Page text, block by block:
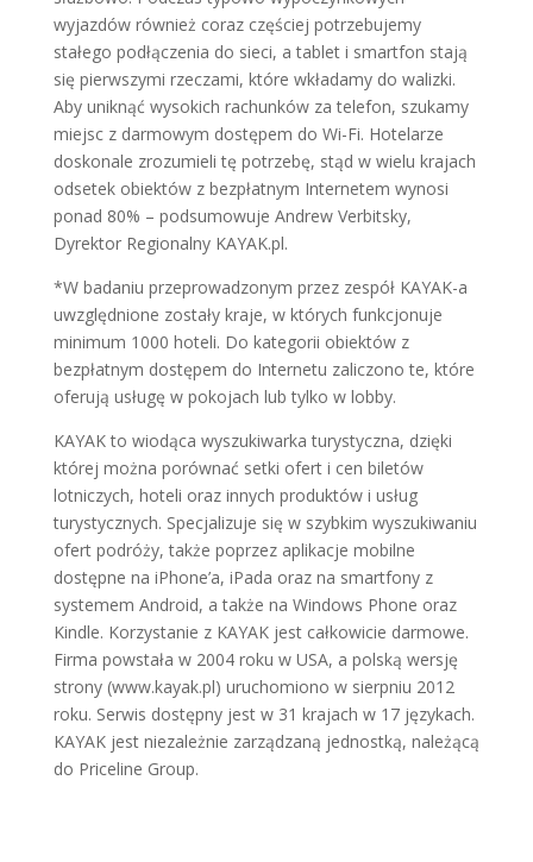
wyjazdów również coraz częściej potrzebujemy
stałego podłączenia do sieci, a tablet i smartfon stają
się pierwszymi rzeczami, które wkładamy do walizki.
Aby uniknąć wysokich rachunków za telefon, szukamy
miejsc z darmowym dostępem do Wi-Fi. Hotelarze
doskonale zrozumieli tę potrzebę, stąd w wielu krajach
odsetek obiektów z bezpłatnym Internetem wynosi
ponad 80% – podsumowuje Andrew Verbitsky,
Dyrektor Regionalny KAYAK.pl.
*W badaniu przeprowadzonym przez zespół KAYAK-a
uwzględnione zostały kraje, w których funkcjonuje
minimum 1000 hoteli. Do kategorii obiektów z
bezpłatnym dostępem do Internetu zaliczono te, które
oferują usługę w pokojach lub tylko w lobby.
KAYAK to wiodąca wyszukiwarka turystyczna, dzięki
której można porównać setki ofert i cen biletów
lotniczych, hoteli oraz innych produktów i usług
turystycznych. Specjalizuje się w szybkim wyszukiwaniu
ofert podróży, także poprzez aplikacje mobilne
dostępne na iPhone’a, iPada oraz na smartfony z
systemem Android, a także na Windows Phone oraz
Kindle. Korzystanie z KAYAK jest całkowicie darmowe.
Firma powstała w 2004 roku w USA, a polską wersję
strony (www.kayak.pl) uruchomiono w sierpniu 2012
roku. Serwis dostępny jest w 31 krajach w 17 językach.
KAYAK jest niezależnie zarządzaną jednostką, należącą
do Priceline Group.